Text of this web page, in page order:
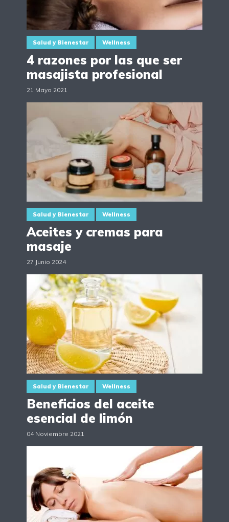
Salud y Bienestar Wellness
4 razones por las que ser
masajista profesional
21 Mayo 2021
Salud y Bienestar Wellness
Aceites y cremas para
masaje
27 Junio 2024
Salud y Bienestar Wellness
Beneficios del aceite
esencial de limón
04 Noviembre 2021